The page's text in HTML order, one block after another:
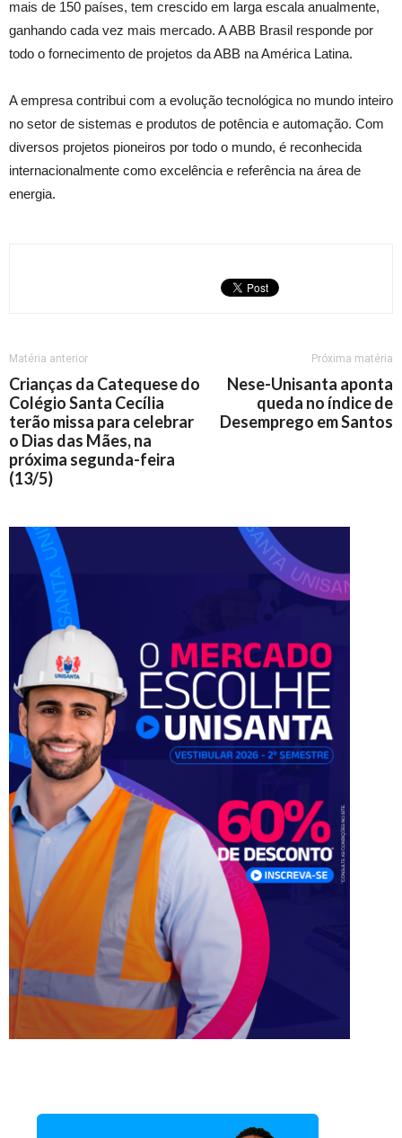
mais de 150 países, tem crescido em larga escala anualmente,
ganhando cada vez mais mercado. A ABB Brasil responde por
todo o fornecimento de projetos da ABB na América Latina.
A empresa contribui com a evolução tecnológica no mundo inteiro
no setor de sistemas e produtos de potência e automação. Com
diversos projetos pioneiros por todo o mundo, é reconhecida
internacionalmente como excelência e referência na área de
energia.
Matéria anterior
Crianças da Catequese do
Colégio Santa Cecília
terão missa para celebrar
o Dias das Mães, na
próxima segunda-feira
(13/5)
Próxima matéria
Nese-Unisanta aponta
queda no índice de
Desemprego em Santos